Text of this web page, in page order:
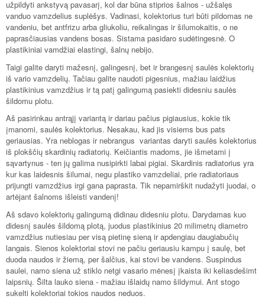
užpildyti ankstyvą pavasarį, kol dar būna stiprios šalnos - užšalęs
vanduo vamzdelius suplėšys. Vadinasi, kolektorius turi būti pildomas ne
vandeniu, bet antfrizu arba gliukoliu, reikalingas ir šilumokaitis, o ne
paprasčiausias vandens bosas. Sistama pasidaro sudėtingesnė. O
plastikiniai vamdžiai elastingi, šalnų nebijo.
Taigi galite daryti mažesnį, galingesnį, bet ir brangesnį saulės kolektorių
iš vario vamzdelių. Tačiau galite naudoti pigesnius, mažiau laidžius
plastikinius vamzdžius ir tą patį galingumą pasiekti didesniu saulės
šildomu plotu.
Aš pasirinkau antrąjį variantą ir dariau pačius pigiausius, kokie tik
įmanomi, saulės kolektorius. Nesakau, kad jis visiems bus pats
geriausias. Yra neblogas ir nebrangus variantas daryti saulės kolektorius
iš plokščių skardinių radiatorių. Keičiantis madoms, jie išmetami į
sąvartynus - ten jų galima nusipirkti labai pigiai. Skardinis radiatorius yra
kur kas laidesnis šilumai, negu plastiko vamzdeliai, prie radiatoriaus
prijungti vamzdžius irgi gana paprasta. Tik nepamirškit nudažyti juodai, o
artėjant šalnoms išleisti vandenį!
Aš sdavo kolektorių galingumą didinau didesniu plotu. Darydamas kuo
didesnį saulės šildomą plotą, juodus plastikinius 20 milimetrų diametro
vamzdžius nutiesiau per visą pietinę sieną ir apdengiau daugiabučių
langais. Sienos kolektoriai stovi ne pačiu geriausiu kampu į saulę, bet
duoda naudos ir žiemą, per šalčius, kai stovi be vandens. Suspindus
saulei, namo siena už stiklo netgi vasario mėnesį įkaista iki keliasdešimt
laipsnių. Šilta lauko siena - mažiau išlaidų namo šildymui. Ant stogo
sukelti kolektoriai tokios naudos neduos.